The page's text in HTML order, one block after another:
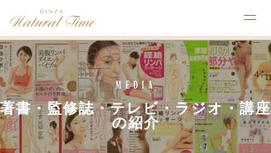
Media
著書・監修誌・テレビ・ラジオ・講座
の紹介